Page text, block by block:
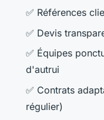
✅ Références
✅ Devis
✅ Équipes
d'autrui
✅ Contrats
régulier)